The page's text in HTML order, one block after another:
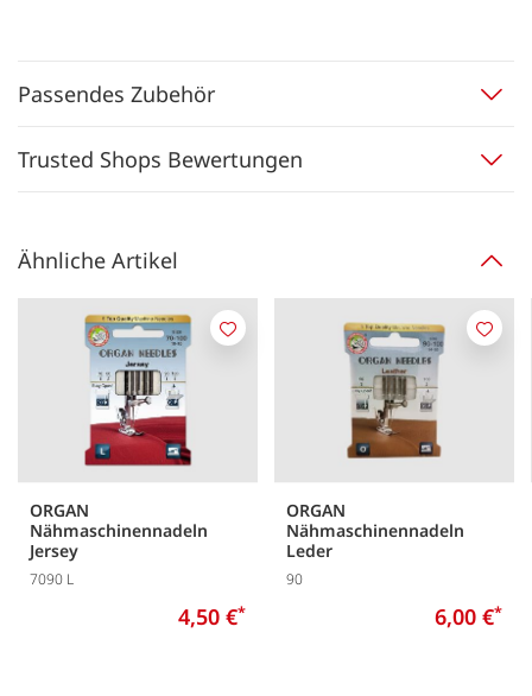
Passendes Zubehör
Trusted Shops Bewertungen
Ähnliche Artikel
ORGAN
Nähmaschinennadeln
Jersey
7090 L
4,50 €*
Merken
ORGAN
Nähmaschinennadeln
Leder
90
6,00 €*